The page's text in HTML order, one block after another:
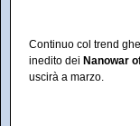
Continuo col trend
inedito dei Nanowar
uscirà a marzo.